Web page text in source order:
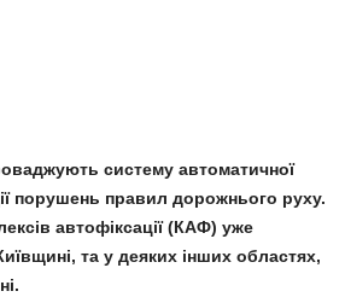
систему автоматичної
порушень правил дорожнього руху.
автофіксації (КАФ) уже
та у деяких інших областях,